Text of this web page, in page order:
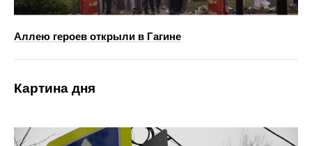
Аллею героев открыли в Гагине
Картина дня